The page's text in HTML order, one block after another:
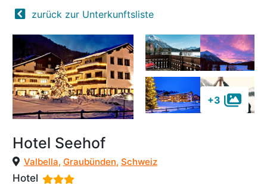
zurück zur Unterkunftsliste
+3
Hotel Seehof
Valbella, Graubünden, Schweiz
Hotel